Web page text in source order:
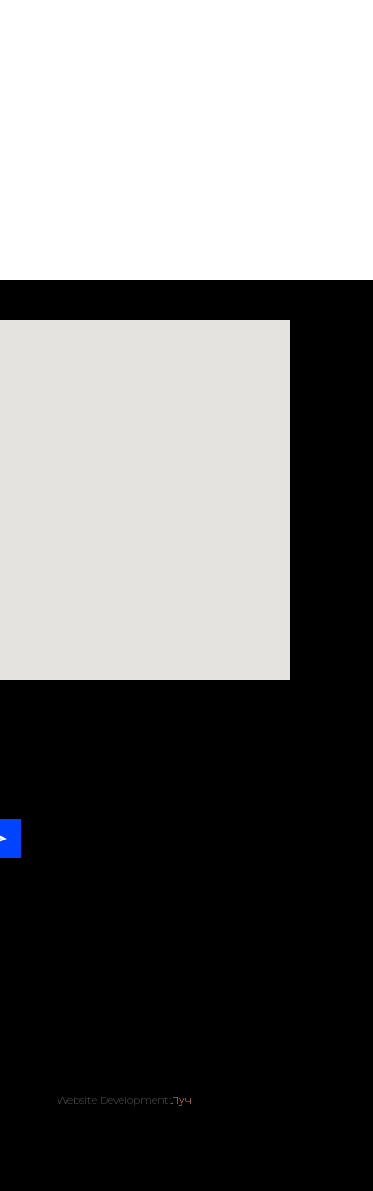
Website Development:Луч